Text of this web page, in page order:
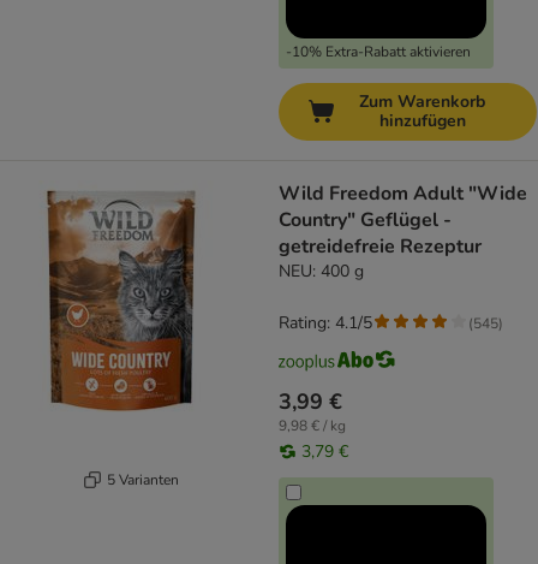
-10% Extra-Rabatt aktivieren
Zum Warenkorb
hinzufügen
5 Varianten
Wild Freedom Adult "Wide
Country" Geflügel -
getreidefreie Rezeptur
NEU: 400 g
3,99 €
9,98 € / kg
3,79 €
Rating: 4.1/5 (545)